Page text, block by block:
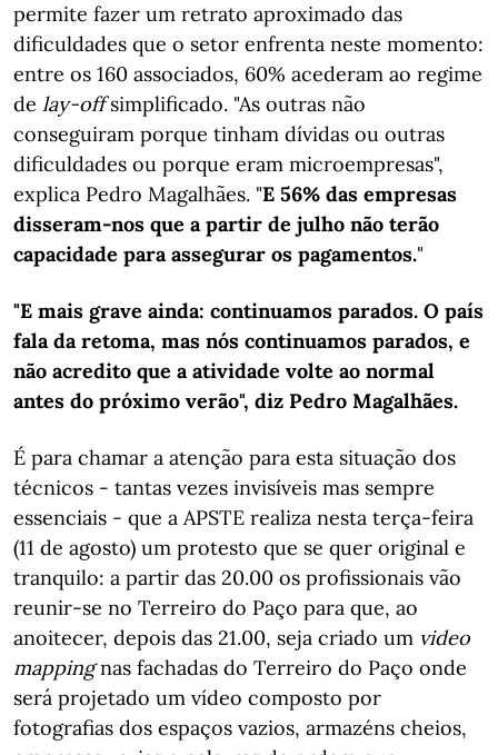
permite fazer um retrato aproximado das
dificuldades que o setor enfrenta neste momento:
entre os 160 associados, 60% acederam ao regime
de lay-offsimplificado. "As outras não
conseguiram porque tinham dívidas ou outras
dificuldades ou porque eram microempresas",
explica Pedro Magalhães. "E 56% das empresas
disseram-nos que a partir de julho não terão
capacidade para assegurar os pagamentos."
"E mais grave ainda: continuamos parados. O país
fala da retoma, mas nós continuamos parados, e
não acredito que a atividade volte ao normal
antes do próximo verão", diz Pedro Magalhães.
É para chamar a atenção para esta situação dos
técnicos - tantas vezes invisíveis mas sempre
essenciais - que a APSTE realiza nesta terça-feira
(11 de agosto) um protesto que se quer original e
tranquilo: a partir das 20.00 os profissionais vão
reunir-se no Terreiro do Paço para que, ao
anoitecer, depois das 21.00, seja criado um video
mappingnas fachadas do Terreiro do Paço onde
será projetado um vídeo composto por
fotografias dos espaços vazios, armazéns cheios,